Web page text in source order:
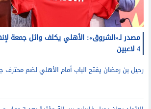
مصدر لـ«الشروق»: الأهلي يكلف وائل جمعة
4 لاعبين
رحيل بن رمضان يفتح الباب أمام الأهلي لضم محترف